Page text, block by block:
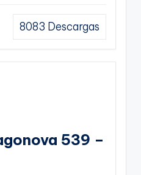
8083 Descargas
539 –